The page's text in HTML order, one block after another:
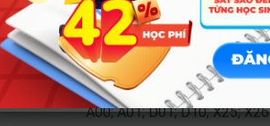
A00; A01; C00; D01; X70; X74
A01; D01; D10; D14; X78; X25
A01; D01; D10; D14; X78; X25
A00; A01; D01; D10; X25; X26